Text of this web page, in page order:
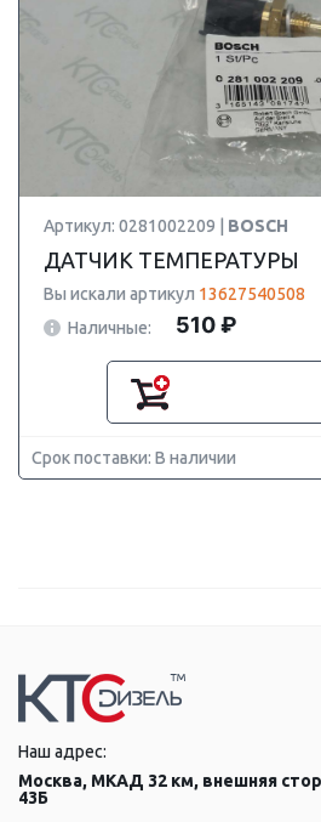
Артикул: 0281002209 | BOSCH
ДАТЧИК ТЕМПЕРАТУРЫ
Вы искали артикул 13627540508
Наличные:
510 ₽
Срок поставки: В наличии
Наш адрес:
Москва, МКАД 32 км, внешняя
43Б